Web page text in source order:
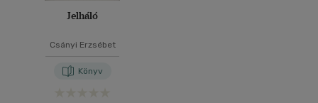
Jelháló
Csányi Erzsébet
Könyv